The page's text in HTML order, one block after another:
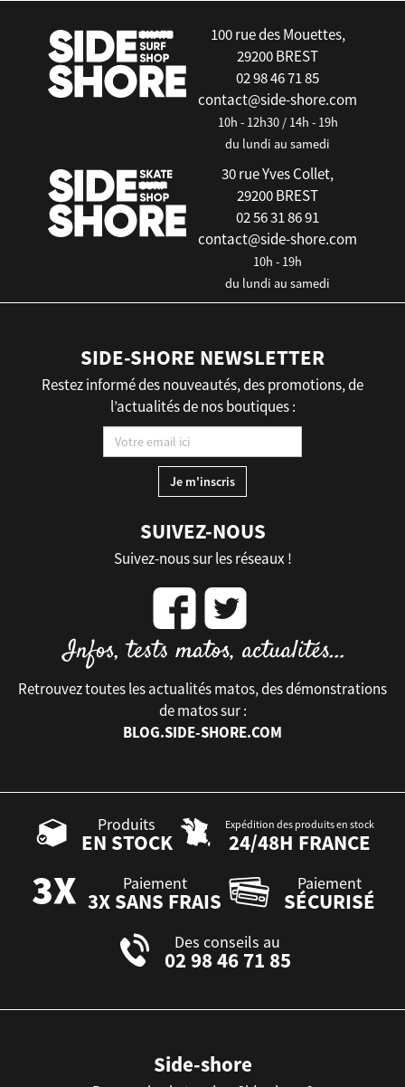
100 rue des Mouettes,
29200 BREST
02 98 46 71 85
contact@side-shore.com
10h - 12h30 / 14h - 19h
du lundi au samedi
30 rue Yves Collet,
29200 BREST
02 56 31 86 91
contact@side-shore.com
10h - 19h
du lundi au samedi
SIDE-SHORE NEWSLETTER
Restez informé des nouveautés, des promotions, de
l’actualités de nos boutiques :
SUIVEZ-NOUS
Suivez-nous sur les réseaux !
Retrouvez toutes les actualités matos, des démonstrations
de matos sur :
BLOG.SIDE-SHORE.COM
Produits
EN STOCK
Expédition des produits en stock
24/48H FRANCE
Paiement
3X SANS FRAIS
Paiement
SÉCURISÉ
Des conseils au
02 98 46 71 85
Side-shore